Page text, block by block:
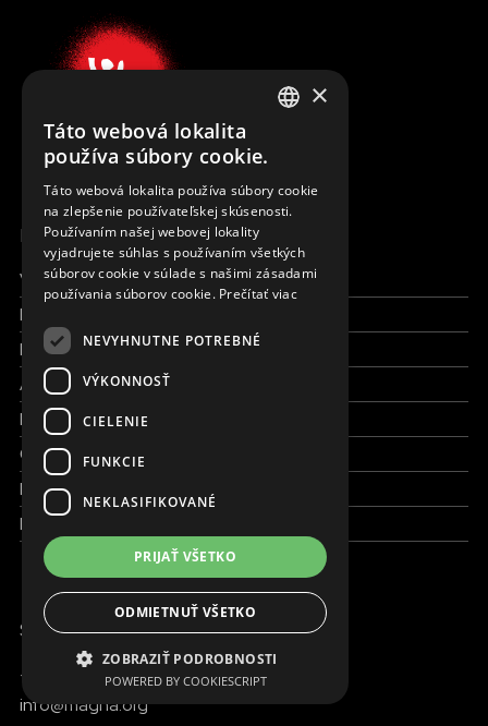
Slovensko
Apoteka + Pinakoteka
Pracujte s nami
Kontakt
MENU
Všetky formy pomoci
Financie a reporty
Pracujte s nami
Aktuálne
Kto sme
Čo robíme
Kde robíme
Kontaktujte nás
SME ONLINE
+421 917 827 827
info@magna.org
CZECH
FRENCH
×
Táto webová lokalita
používa súbory cookie.
Táto webová lokalita používa súbory cookie
na zlepšenie používateľskej skúsenosti.
Používaním našej webovej lokality
vyjadrujete súhlas s používaním všetkých
súborov cookie v súlade s našimi zásadami
používania súborov cookie. Prečítať viac
NEVYHNUTNE POTREBNÉ
VÝKONNOSŤ
CIELENIE
FUNKCIE
NEKLASIFIKOVANÉ
PRIJAŤ VŠETKO
ODMIETNUŤ VŠETKO
ZOBRAZIŤ PODROBNOSTI
POWERED BY COOKIESCRIPT